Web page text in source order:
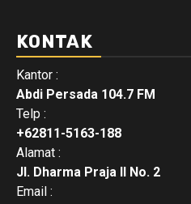
KONTAK
Kantor :
Abdi Persada 104.7 FM
Telp :
+62811-5163-188
Alamat :
Jl. Dharma Praja II No. 2
Email :